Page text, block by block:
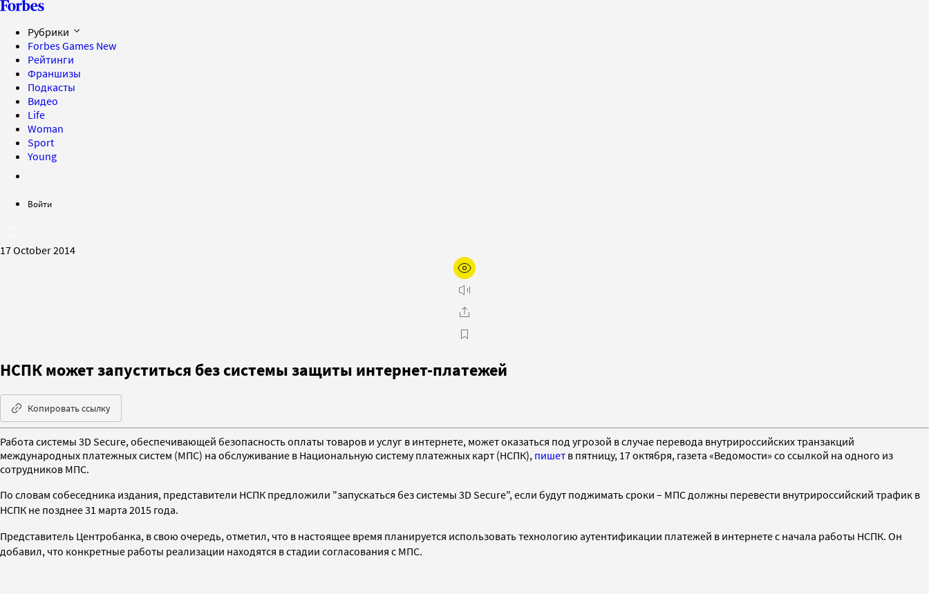
Рубрики
Forbes Games New
Рейтинги
Франшизы
Подкасты
Видео
Life
Woman
Sport
Young
Войти
17 October 2014
НСПК может запуститься без системы защиты интернет-платежей
Копировать ссылку
Работа системы 3D Secure, обеспечивающей безопасность оплаты товаров и услуг в интернете, может оказаться под угрозой в случае перевода внутрироссийских транзакций
международных платежных систем (МПС) на обслуживание в Национальную систему платежных карт (НСПК), пишет в пятницу, 17 октября, газета «Ведомости» со ссылкой на одного из
сотрудников МПС.
По словам собеседника издания, представители НСПК предложили "запускаться без системы 3D Secure", если будут поджимать сроки – МПС должны перевести внутрироссийский трафик в
НСПК не позднее 31 марта 2015 года.
Представитель Центробанка, в свою очередь, отметил, что в настоящее время планируется использовать технологию аутентификации платежей в интернете с начала работы НСПК. Он
добавил, что конкретные работы реализации находятся в стадии согласования с МПС.